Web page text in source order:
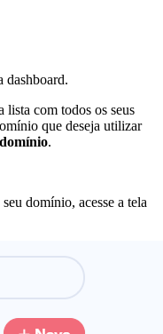
dashboard.
lista com todos os seus
que deseja utilizar
.
domínio, acesse a tela